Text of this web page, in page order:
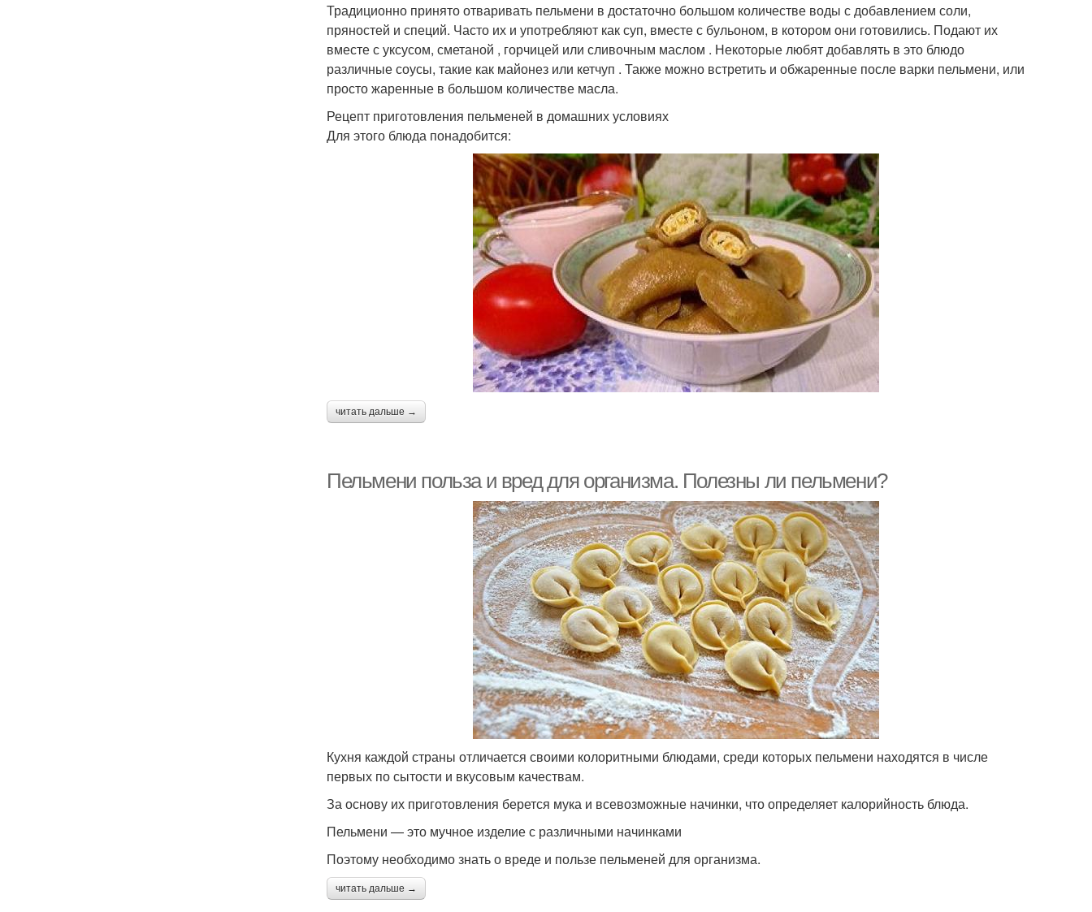
Традиционно принято отваривать пельмени в достаточно большом количестве воды с добавлением соли,
пряностей и специй. Часто их и употребляют как суп, вместе с бульоном, в котором они готовились. Подают их
вместе с уксусом, сметаной , горчицей или сливочным маслом . Некоторые любят добавлять в это блюдо
различные соусы, такие как майонез или кетчуп . Также можно встретить и обжаренные после варки пельмени, или
просто жаренные в большом количестве масла.
Рецепт приготовления пельменей в домашних условиях
Для этого блюда понадобится:
читать дальше →
Пельмени польза и вред для организма. Полезны ли пельмени?
Кухня каждой страны отличается своими колоритными блюдами, среди которых пельмени находятся в числе
первых по сытости и вкусовым качествам.
За основу их приготовления берется мука и всевозможные начинки, что определяет калорийность блюда.
Пельмени — это мучное изделие с различными начинками
Поэтому необходимо знать о вреде и пользе пельменей для организма.
читать дальше →